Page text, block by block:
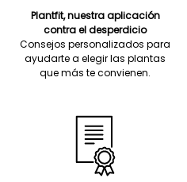
Plantfit, nuestra aplicación
contra el desperdicio
Consejos personalizados para
ayudarte a elegir las plantas
que más te convienen.